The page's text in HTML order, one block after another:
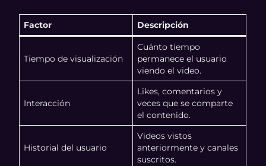
Factor Descripción
Tiempo de visualización
Cuánto tiempo
permanece el usuario
viendo el video.
Interacción
Likes, comentarios y
veces que se comparte
el contenido.
Historial del usuario
Videos vistos
anteriormente y canales
suscritos.